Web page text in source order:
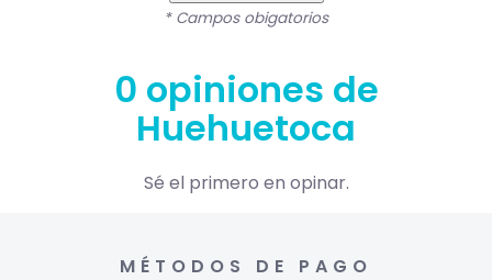
* Campos obigatorios
0 opiniones de
Huehuetoca
Sé el primero en opinar.
MÉTODOS DE PAGO